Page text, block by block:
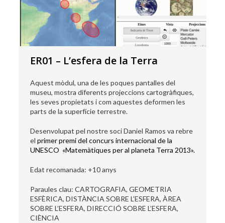
ER01 – L’esfera de la Terra
Aquest mòdul, una de les poques pantalles del
museu, mostra diferents projeccions cartogràfiques,
les seves propietats i com aquestes deformen les
parts de la superfície terrestre.
Desenvolupat pel nostre soci Daniel Ramos va rebre
el primer premi del concurs internacional de la
UNESCO «Matemàtiques per al planeta Terra 2013».
Edat recomanada: +10 anys
Paraules clau: CARTOGRAFIA, GEOMETRIA
ESFÈRICA, DISTÀNCIA SOBRE L’ESFERA, ÀREA
SOBRE L’ESFERA, DIRECCIÓ SOBRE L’ESFERA,
CIÈNCIA